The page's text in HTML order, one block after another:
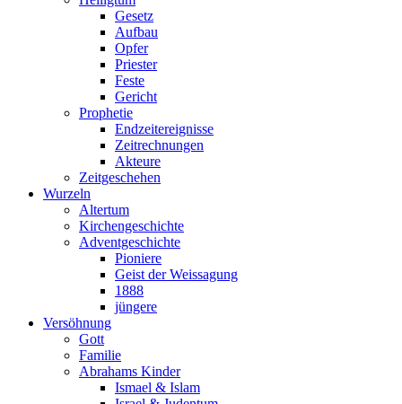
Gesetz
Aufbau
Opfer
Priester
Feste
Gericht
Prophetie
Endzeitereignisse
Zeitrechnungen
Akteure
Zeitgeschehen
Wurzeln
Altertum
Kirchengeschichte
Adventgeschichte
Pioniere
Geist der Weissagung
1888
jüngere
Versöhnung
Gott
Familie
Abrahams Kinder
Ismael & Islam